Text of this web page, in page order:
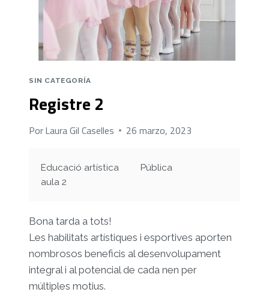
SIN CATEGORÍA
Registre 2
PorLaura Gil Caselles 26 marzo, 2023
Educació artística
aula 2
Pública
Bona tarda a tots!
Les habilitats artístiques i esportives aporten
nombrosos beneficis al desenvolupament
integral i al potencial de cada nen per
múltiples motius.